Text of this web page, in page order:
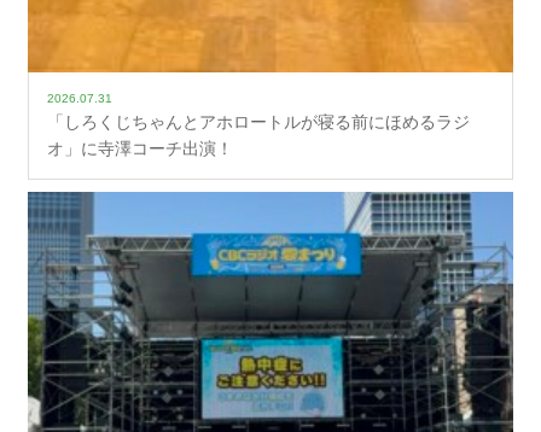
2026.07.31
「しろくじちゃんとアホロートルが寝る前にほめるラジ
オ」に寺澤コーチ出演！